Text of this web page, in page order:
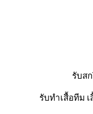
รับส
รับทำเสื้อทีม